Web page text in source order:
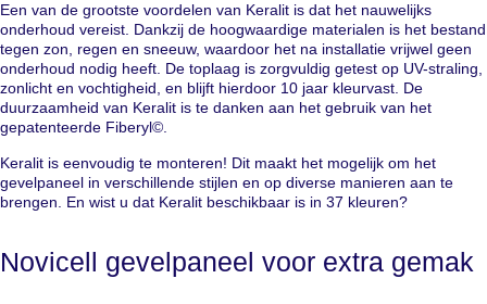
Een van de grootste voordelen van Keralit is dat het nauwelijks
onderhoud vereist. Dankzij de hoogwaardige materialen is het bestand
tegen zon, regen en sneeuw, waardoor het na installatie vrijwel geen
onderhoud nodig heeft. De toplaag is zorgvuldig getest op UV-straling,
zonlicht en vochtigheid, en blijft hierdoor 10 jaar kleurvast. De
duurzaamheid van Keralit is te danken aan het gebruik van het
gepatenteerde Fiberyl©.
Keralit is eenvoudig te monteren! Dit maakt het mogelijk om het
gevelpaneel in verschillende stijlen en op diverse manieren aan te
brengen. En wist u dat Keralit beschikbaar is in 37 kleuren?
Novicell gevelpaneel voor extra gemak